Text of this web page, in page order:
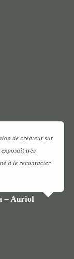
de créateur sur
exposait très
à le recontacter
– Auriol